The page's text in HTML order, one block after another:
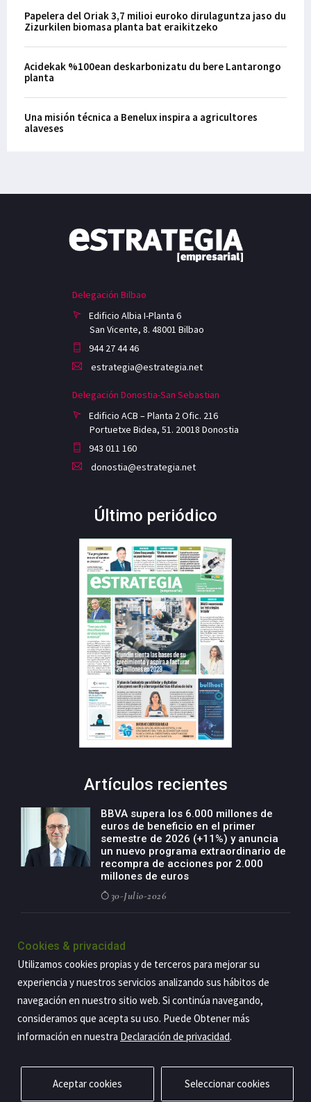
Papelera del Oriak 3,7 milioi euroko dirulaguntza jaso du
Zizurkilen biomasa planta bat eraikitzeko
Acidekak %100ean deskarbonizatu du bere Lantarongo
planta
Una misión técnica a Benelux inspira a agricultores
alaveses
Delegación Bilbao
Edificio Albia I-Planta 6
San Vicente, 8. 48001 Bilbao
944 27 44 46
estrategia@estrategia.net
Delegación Donostia-San Sebastian
Edificio ACB – Planta 2 Ofic. 216
Portuetxe Bidea, 51. 20018 Donostia
943 011 160
donostia@estrategia.net
Último periódico
Artículos recientes
BBVA supera los 6.000 millones de
euros de beneficio en el primer
semestre de 2026 (+11%) y anuncia
un nuevo programa extraordinario de
recompra de acciones por 2.000
millones de euros
30-Julio-2026
negocio agro con un modelo global
países
29-Julio-2026
Privacidad Aviso legal Política de cookies Contacto
Cookies & privacidad
Utilizamos cookies propias y de terceros para mejorar su
experiencia y nuestros servicios analizando sus hábitos de
navegación en nuestro sitio web. Si continúa navegando,
consideramos que acepta su uso. Puede Obtener más
información en nuestra Declaración de privacidad.
Aceptar cookies Seleccionar cookies